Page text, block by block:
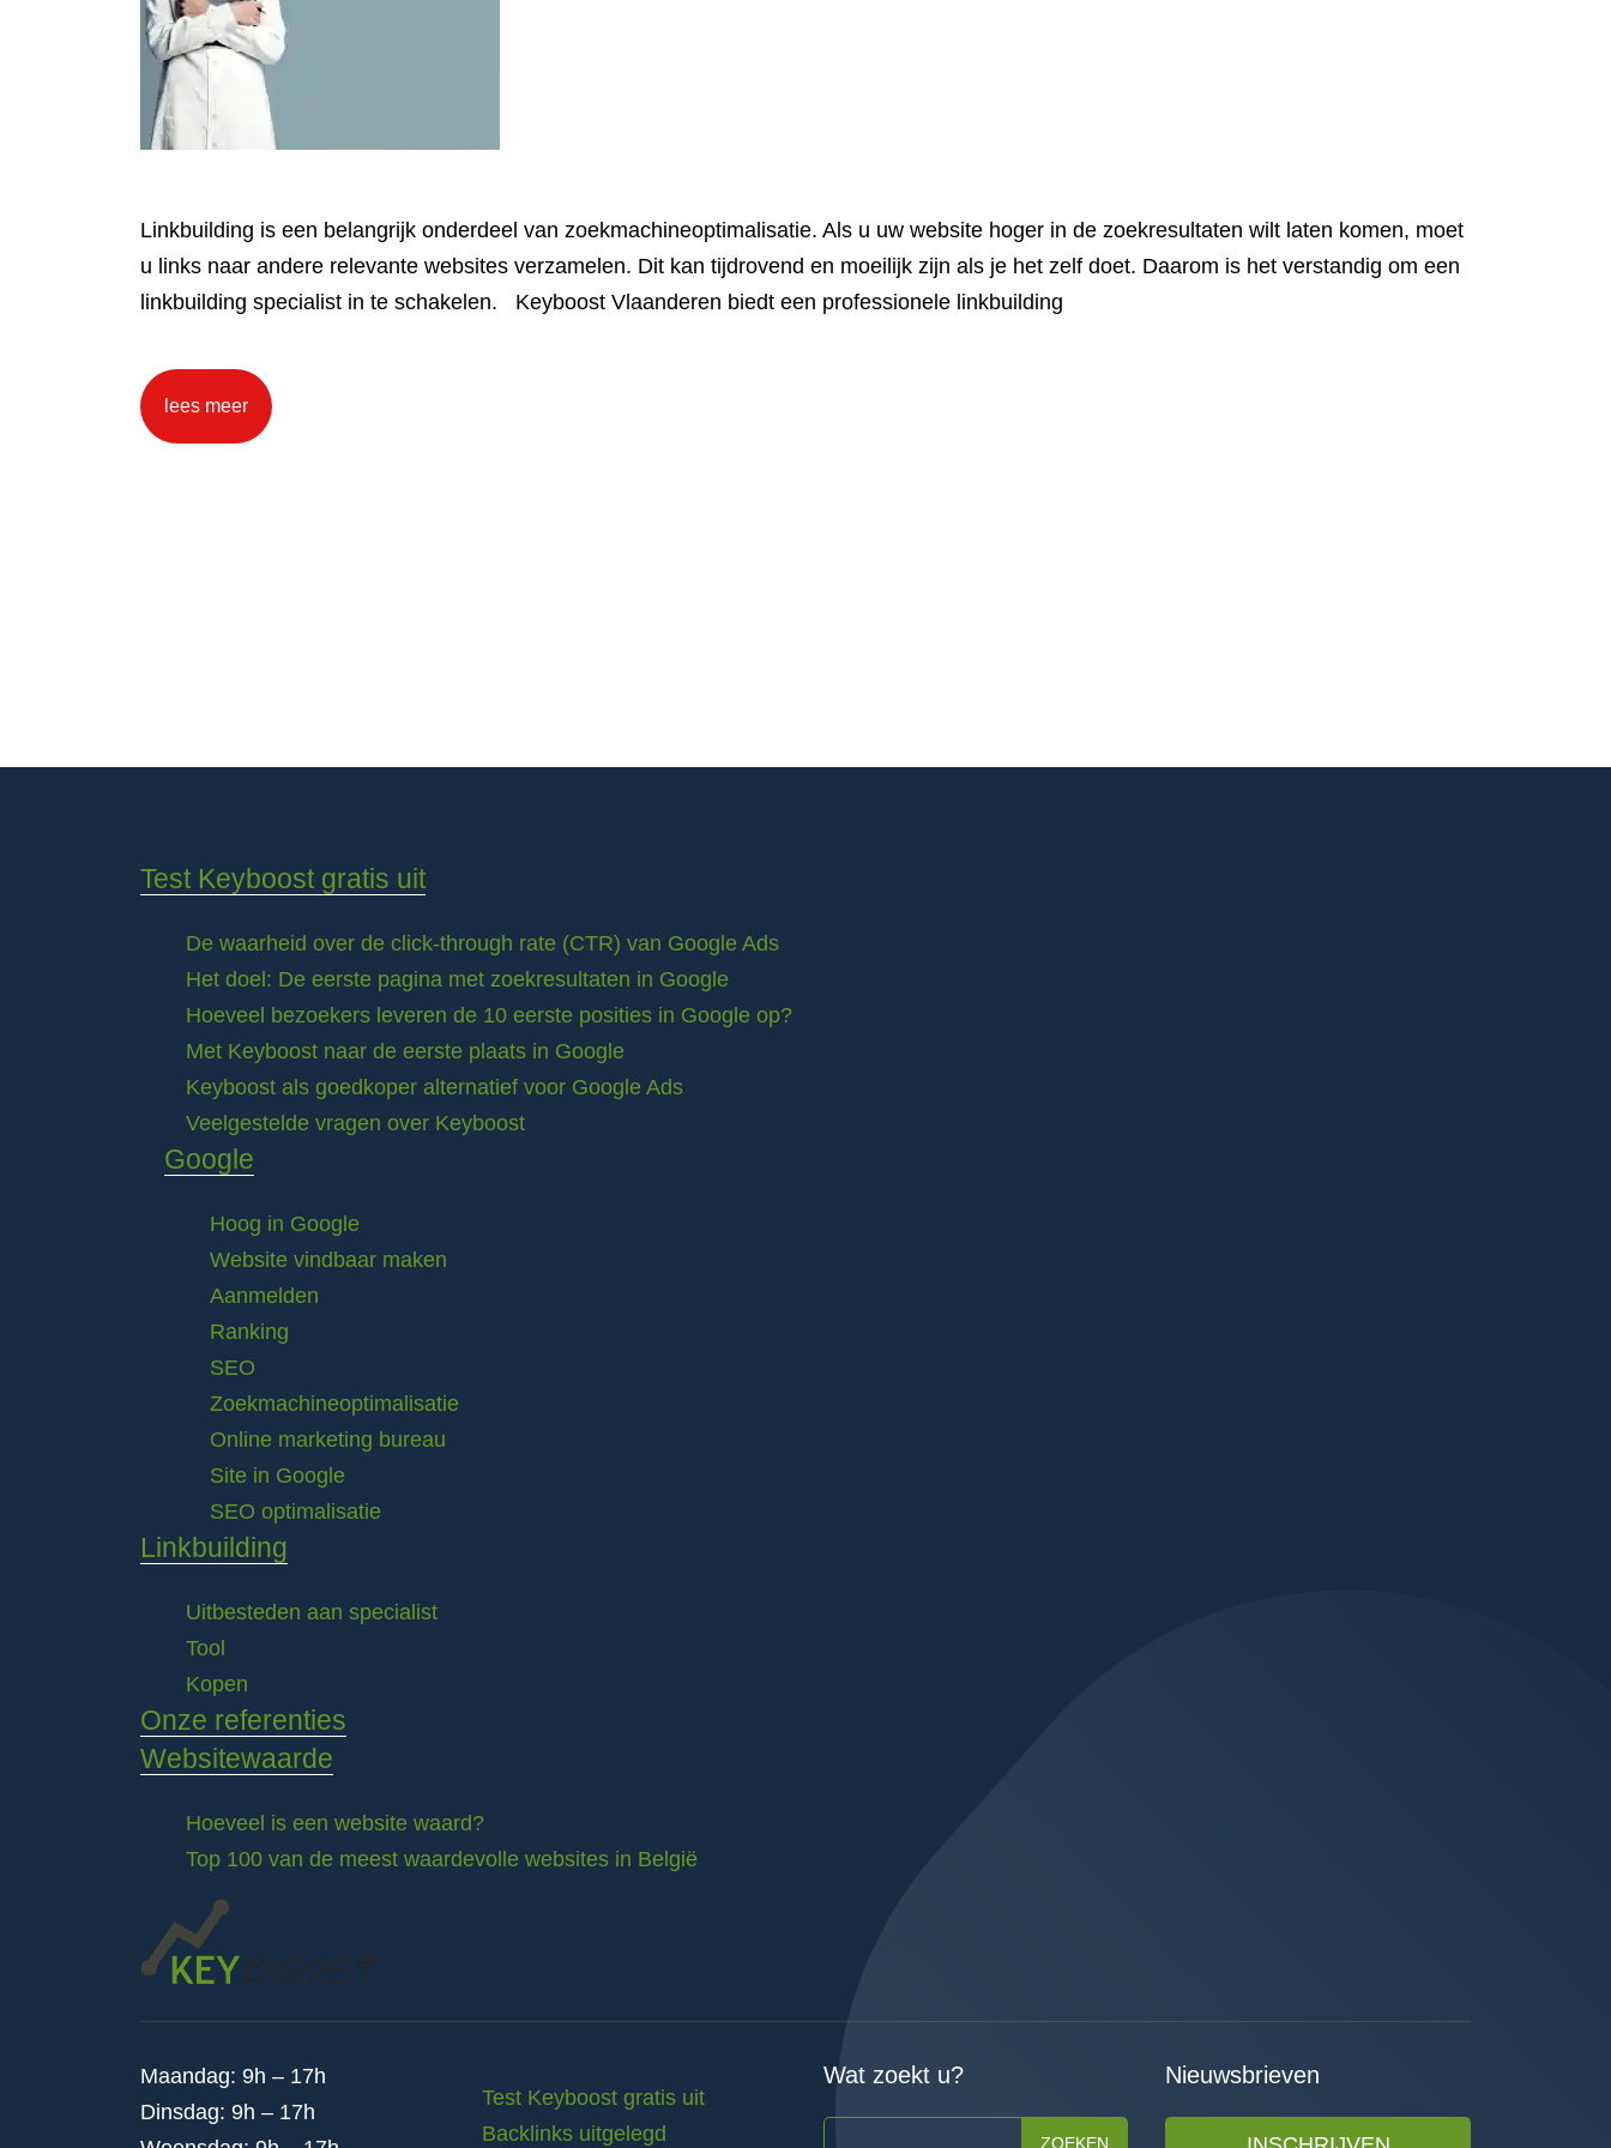
Linkbuilding is een belangrijk onderdeel van zoekmachineoptimalisatie. Als u uw website hoger in de zoekresultaten wilt laten komen, moet
u links naar andere relevante websites verzamelen. Dit kan tijdrovend en moeilijk zijn als je het zelf doet. Daarom is het verstandig om een
linkbuilding specialist in te schakelen. Keyboost Vlaanderen biedt een professionele linkbuilding
lees meer
Test Keyboost gratis uit
De waarheid over de click-through rate (CTR) van Google Ads
Het doel: De eerste pagina met zoekresultaten in Google
Hoeveel bezoekers leveren de 10 eerste posities in Google op?
Met Keyboost naar de eerste plaats in Google
Keyboost als goedkoper alternatief voor Google Ads
Veelgestelde vragen over Keyboost
Google
Hoog in Google
Website vindbaar maken
Aanmelden
Ranking
SEO
Zoekmachineoptimalisatie
Online marketing bureau
Site in Google
SEO optimalisatie
Linkbuilding
Uitbesteden aan specialist
Tool
Kopen
Onze referenties
Websitewaarde
Hoeveel is een website waard?
Top 100 van de meest waardevolle websites in België
Maandag: 9h – 17h
Dinsdag: 9h – 17h
Test Keyboost gratis uit
Backlinks uitgelegd
Wat zoekt u?
ZOEKEN
Nieuwsbrieven